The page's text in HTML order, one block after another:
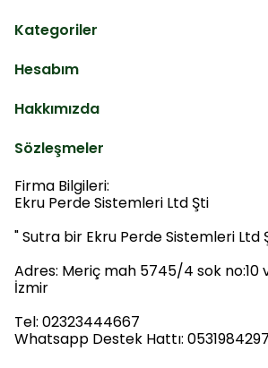
Kategoriler
Hesabım
Hakkımızda
Sözleşmeler
Firma Bilgileri:
Ekru Perde Sistemleri Ltd Şti
" Sutra bir Ekru Perde Sistemleri Ltd
Adres: Meriç mah 5745/4 sok no:10
İzmir
Tel: 02323444667
Whatsapp Destek Hattı: